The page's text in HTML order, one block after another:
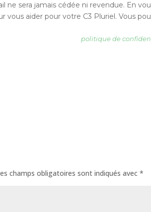
ne sera jamais cédée ni revendue. En
vous aider pour votre C3 Pluriel. Vous
politique de
champs obligatoires sont indiqués avec*